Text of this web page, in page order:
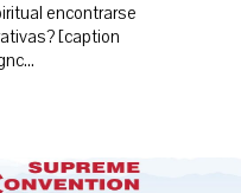
encontrarse
[caption